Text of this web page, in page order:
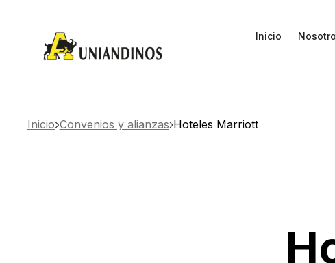
Inicio
Inicio Convenios y alianzas Hoteles Marriott